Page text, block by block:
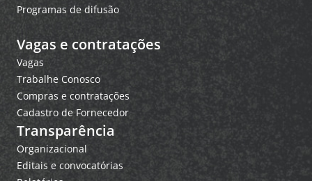
Programas de difusão
Vagas e contratações
Vagas
Trabalhe Conosco
Compras e contratações
Cadastro de Fornecedor
Transparência
Organizacional
Editais e convocatórias